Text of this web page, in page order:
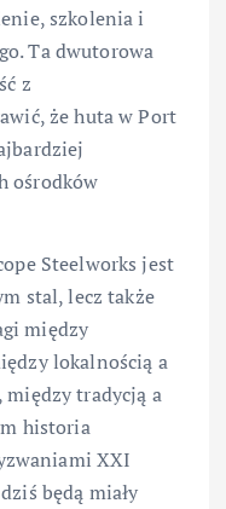
szkolenia i
Ta dwutorowa
z
że huta w Port
ośrodków
Steelworks jest
stal, lecz także
między
lokalnością a
między tradycją a
historia
XXI
będą miały